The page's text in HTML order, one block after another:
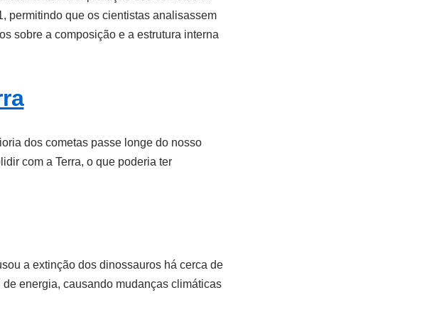
permitindo que os cientistas analisassem
sobre a composição e a estrutura interna
dos cometas passe longe do nosso
com a Terra, o que poderia ter
a extinção dos dinossauros há cerca de
energia, causando mudanças climáticas